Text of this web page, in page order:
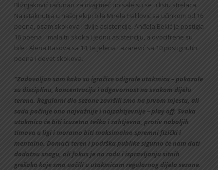
Bližnjaković računao za ovaj meč upisale su se u listu strelaca.
Najistaknutija u našoj ekipi bila Mirela Halilović sa učinkom od 16
poena, osam skokova i dvije asistencije. Anđela Bekić je postigla
16 poena i imala tri skoka i jednu asistenciju, a dvocifrene su
bile i Alena Basova sa 14, te Jelena Lazarević sa 10 postignutih
poena i devet skokova.
“Zadovoljan sam kako su igračice odigrale utakmicu – pokazale
su disciplinu, koncentraciju i odgovornost na svakom dijelu
terena. Regularni dio sezone završili smo na prvom mjestu, ali
sada počinje ono najvažnije i najzahtjevnije – play off. Svaka
utakmica će biti izuzetno teška i zahtjevna, protiv naboljih
timova u ligi i moramo biti maksimalno spremni fizički i
mentalno. Domaći teren i podrška publike sigurno će nam dati
dodatnu snagu, ali fokus je na radu i ispravljanju sitnih
grešaka koje smo uočili u utakmicam regularnog dijela sezone.